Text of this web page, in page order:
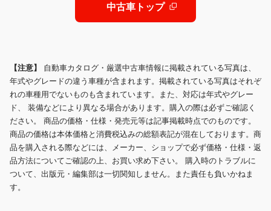
ザー
中古車トップ
【注意】 自動車カタログ・厳選中古車情報に掲載されている写真は、
年式やグレードの違う車種が含まれます。掲載されている写真はそれぞ
れの車種用でないものも含まれています。また、対応は年式やグレー
ド、 装備などにより異なる場合があります。購入の際は必ずご確認く
ださい。 商品の価格・仕様・発売元等は記事掲載時点でのものです。
商品の価格は本体価格と消費税込みの総額表記が混在しております。商
品を購入される際などには、メーカー、ショップで必ず価格・仕様・返
品方法についてご確認の上、お買い求め下さい。 購入時のトラブルに
ついて、出版元・編集部は一切関知しません。また責任も負いかねま
す。